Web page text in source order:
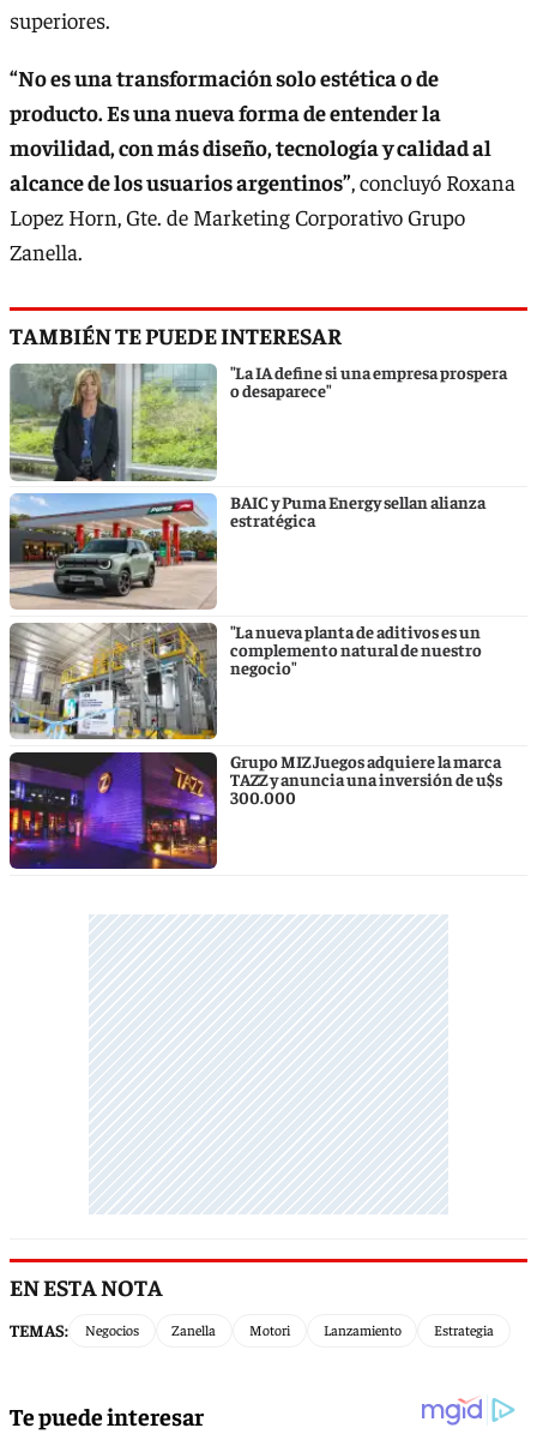
superiores.
“No es una transformación solo estética o de
producto. Es una nueva forma de entender la
movilidad, con más diseño, tecnología y calidad al
alcance de los usuarios argentinos” , concluyó Roxana
Lopez Horn, Gte. de Marketing Corporativo Grupo
Zanella.
TAMBIÉN TE PUEDE INTERESAR
"La IA define si una empresa prospera
o desaparece"
BAIC y Puma Energy sellan alianza
estratégica
"La nueva planta de aditivos es un
complemento natural de nuestro
negocio"
Grupo MIZ Juegos adquiere la marca
TAZZ y anuncia una inversión de u$s
300.000
EN ESTA NOTA
TEMAS: Negocios Zanella Motori Lanzamiento Estrategia